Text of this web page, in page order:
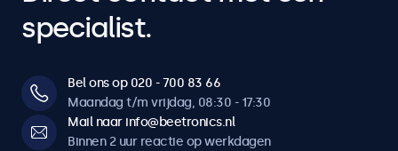
specialist.
Bel ons op 020 - 700 83 66
Maandag t/m vrijdag, 08:30 - 17:30
Mail naar info@beetronics.nl
Binnen 2 uur reactie op werkdagen